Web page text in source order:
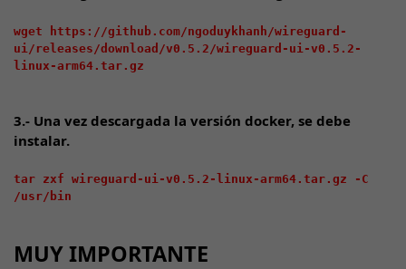
wget https://github.com/ngoduykhanh/wireguard-
ui/releases/download/v0.5.2/wireguard-ui-v0.5.2-
linux-arm64.tar.gz
3.- Una vez descargada la versión docker, se debe
instalar.
tar zxf wireguard-ui-v0.5.2-linux-arm64.tar.gz -C
/usr/bin
MUY IMPORTANTE